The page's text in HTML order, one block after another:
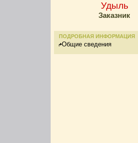
Удыль
Заказник
ПОДРОБНАЯ ИНФОРМАЦИЯ
Общие сведения